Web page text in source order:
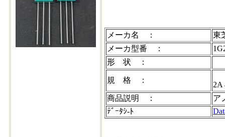
メーカ名 ：
東
メーカ型番 ：
形 状 ：
規 格 ：
2A
商品説明 ：
ア
ﾃﾞｰﾀｼ-ﾄ